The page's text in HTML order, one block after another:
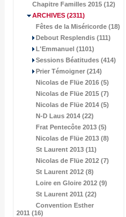
Chapitre Familles 2015 (12)
ARCHIVES (2311)
Fêtes de la Miséricorde (18)
Debout Resplendis (111)
L'Emmanuel (1101)
Sessions Béatitudes (414)
Prier Témoigner (214)
Nicolas de Flüe 2016 (5)
Nicolas de Flüe 2015 (7)
Nicolas de Flüe 2014 (5)
N-D Laus 2014 (22)
Frat Pentecôte 2013 (5)
Nicolas de Flüe 2013 (8)
St Laurent 2013 (11)
Nicolas de Flüe 2012 (7)
St Laurent 2012 (8)
Loire en Gloire 2012 (9)
St Laurent 2011 (22)
Convention Esther
2011 (16)